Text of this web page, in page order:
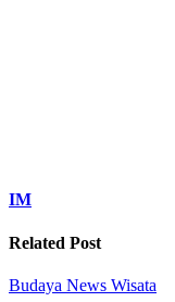
IM
Related Post
Budaya News Wisata